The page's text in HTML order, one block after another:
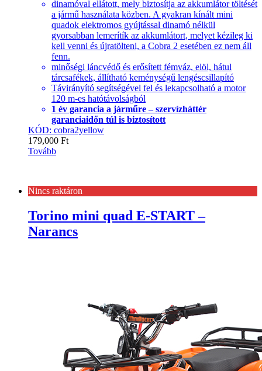
dinamóval ellátott, mely biztosítja az akkumlátor töltését
a jármű használata közben. A gyakran kínált mini
quadok elektromos gyújtással dinamó nélkül
gyorsabban lemerítík az akkumlátort, melyet kézileg ki
kell venni és újratölteni, a Cobra 2 esetében ez nem áll
fenn.
minőségi láncvédő és erősített fémváz, elöl, hátul
tárcsafékek, állítható keménységű lengéscsillapító
Távirányító segítségével fel és lekapcsolható a motor
120 m-es hatótávolságból
1 év garancia a járműre – szervízháttér
garanciaidőn túl is biztosított
KÓD: cobra2yellow
179,000 Ft
Tovább
Nincs raktáron
Torino mini quad E-START –
Narancs